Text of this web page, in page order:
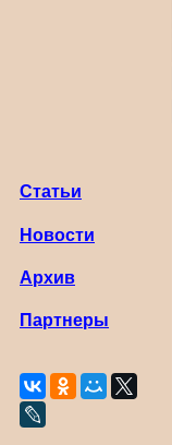
Статьи
Новости
Архив
Партнеры